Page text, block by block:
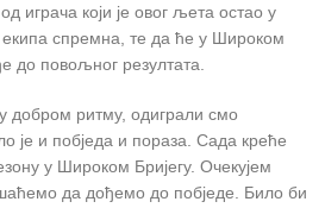
играча који је овог љета остао у
екипа спремна, те да ће у Широком
до повољног резултата.
добром ритму, одиграли смо
је и побједа и пораза. Сада креће
у Широком Бријегу. Очекујем
да дођемо до побједе. Било би